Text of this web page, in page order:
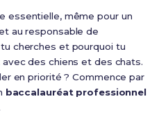
essentielle, même pour un
au responsable de
cherches et pourquoi tu
des chiens et des chats.
en priorité ? Commence par
baccalauréat professionnel